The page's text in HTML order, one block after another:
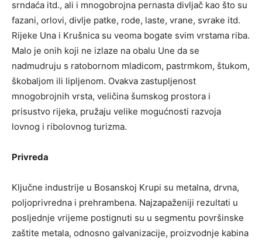
srndaća itd., ali i mnogobrojna pernasta divljač kao što su
fazani, orlovi, divlje patke, rode, laste, vrane, svrake itd.
Rijeke Una i Krušnica su veoma bogate svim vrstama riba.
Malo je onih koji ne izlaze na obalu Une da se
nadmudruju s ratobornom mladicom, pastrmkom, štukom,
škobaljom ili lipljenom. Ovakva zastupljenost
mnogobrojnih vrsta, veličina šumskog prostora i
prisustvo rijeka, pružaju velike mogućnosti razvoja
lovnog i ribolovnog turizma.
Privreda
Ključne industrije u Bosanskoj Krupi su metalna, drvna,
poljoprivredna i prehrambena. Najzapaženiji rezultati u
posljednje vrijeme postignuti su u segmentu površinske
zaštite metala, odnosno galvanizacije, proizvodnje kabina